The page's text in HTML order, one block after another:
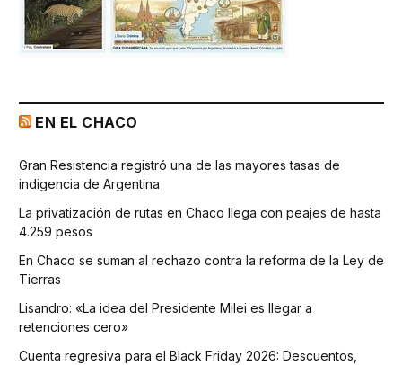
EN EL CHACO
Gran Resistencia registró una de las mayores tasas de
indigencia de Argentina
La privatización de rutas en Chaco llega con peajes de hasta
4.259 pesos
En Chaco se suman al rechazo contra la reforma de la Ley de
Tierras
Lisandro: «La idea del Presidente Milei es llegar a
retenciones cero»
Cuenta regresiva para el Black Friday 2026: Descuentos,